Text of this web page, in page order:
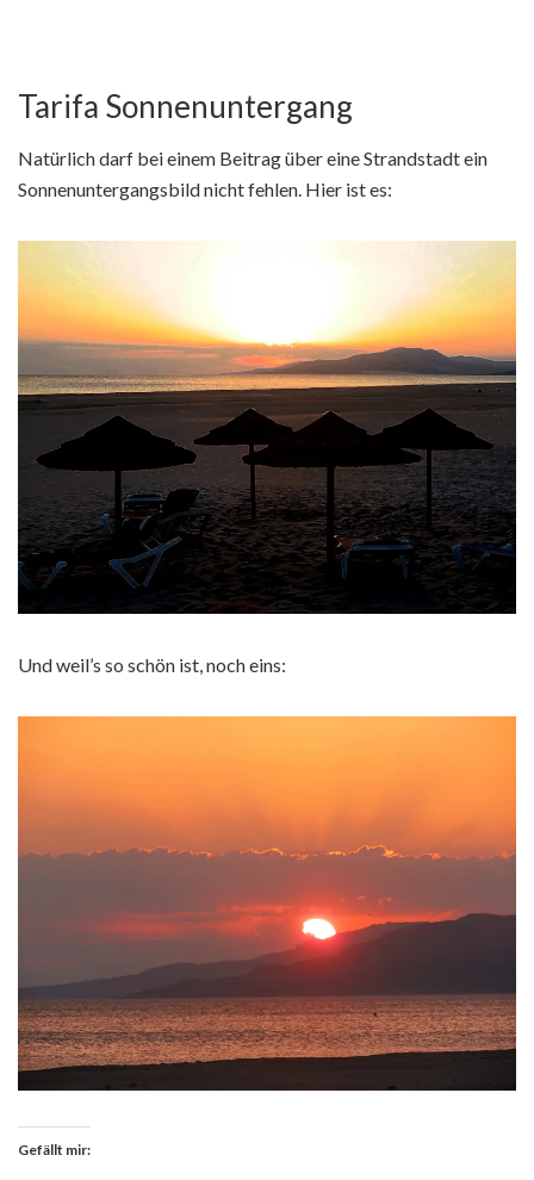
Tarifa Sonnenuntergang
Natürlich darf bei einem Beitrag über eine Strandstadt ein
Sonnenuntergangsbild nicht fehlen. Hier ist es:
Und weil’s so schön ist, noch eins:
Gefällt mir: